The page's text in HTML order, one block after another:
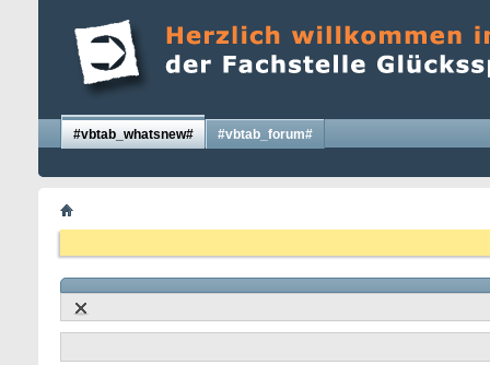
#vbtab_whatsnew# #vbtab_forum#